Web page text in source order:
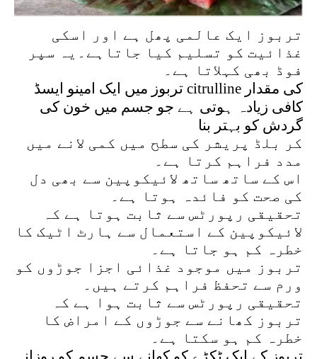
تربوز ایک عالمی پھل ہے اور اسکی
غذائیت کو تسلیم کیا جاتاہے۔یہ سپر
فوڈ بھی کہلاتا ہے۔
تربوز میں ایک امینو ایسڈ citrulline کی مقدار
کافی زیادہ ہوتی ہے جو جسم میں خون کی
گردش کو بہتر بنا
کر بلڈ پریشر کی سطح میں کمی لانے میں
مدد فراہم کرتا ہے۔
اس کے ساتھ ساتھ لائیکوپین سے بھی دل
کی صحت کو فائدہ ہوتا ہے۔
تحقیقی رپورٹس سے ثابت ہوتا ہے کہ
لائیکوپین کے استعمال سے ہارٹ اٹیک کا
خطرہ کم ہو جاتا ہے۔
تربوز میں موجود غذائی اجزا جوڑوں کو
ورم سے تحفظ فراہم کرتے ہیں۔
تحقیقی رپورٹس سے ثابت ہوا ہے کہ
تربوز کھانے سے جوڑوں کے امراض کا
خطرہ کم ہو سکتا ہے۔